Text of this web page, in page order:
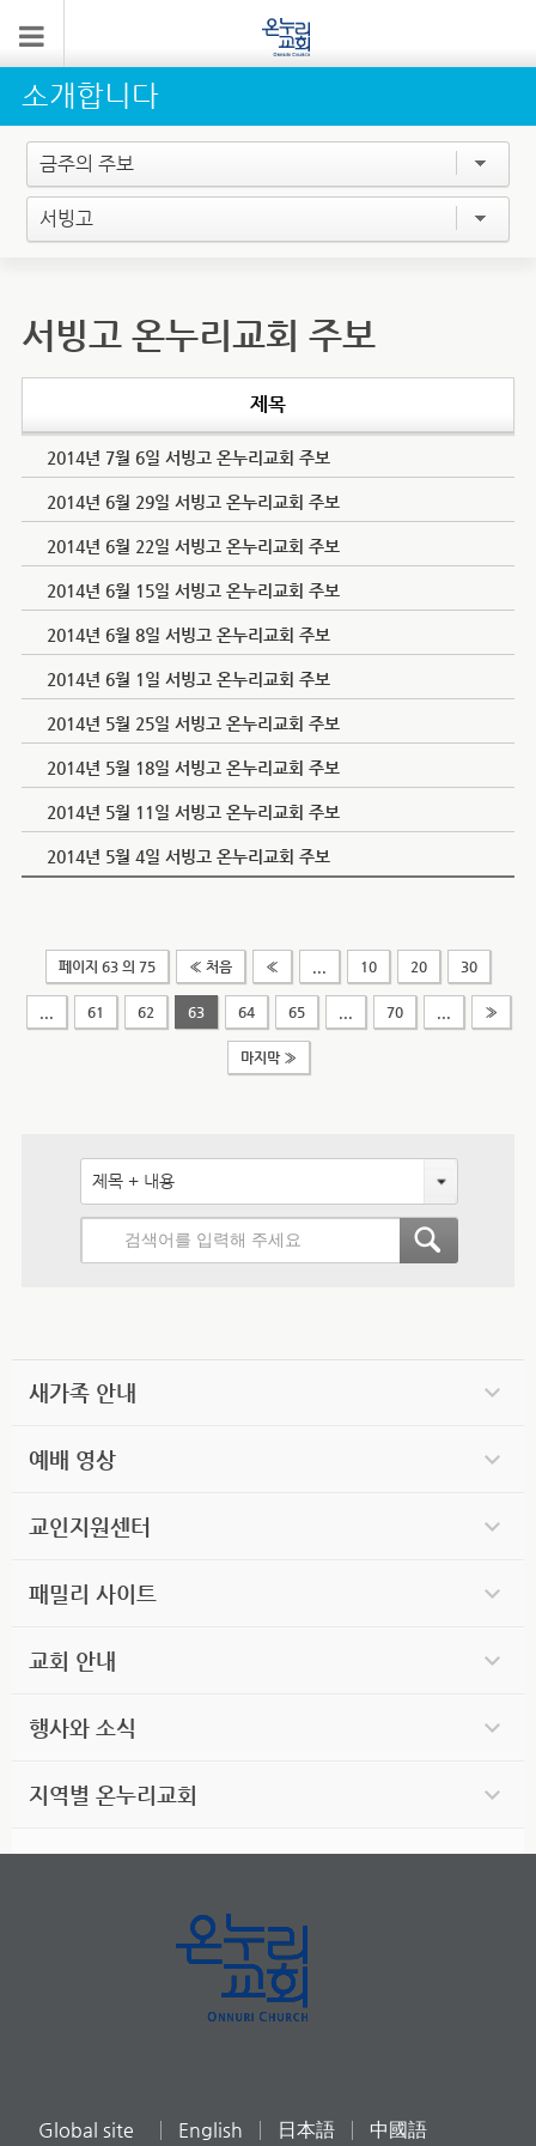
소개합니다
금주의 주보
서빙고
서빙고 온누리교회 주보
제목
2014년 7월 6일 서빙고 온누리교회 주보
2014년 6월 29일 서빙고 온누리교회 주보
2014년 6월 22일 서빙고 온누리교회 주보
2014년 6월 15일 서빙고 온누리교회 주보
2014년 6월 8일 서빙고 온누리교회 주보
2014년 6월 1일 서빙고 온누리교회 주보
2014년 5월 25일 서빙고 온누리교회 주보
2014년 5월 18일 서빙고 온누리교회 주보
2014년 5월 11일 서빙고 온누리교회 주보
2014년 5월 4일 서빙고 온누리교회 주보
페이지 63 의 75 « 처음 « 10 20 30
61 62 63 64 65 70 »
마지막 »
제목 + 내용
새가족 안내
예배 영상
교인지원센터
패밀리 사이트
교회 안내
행사와 소식
지역별 온누리교회
Global site English 日本語 中國語